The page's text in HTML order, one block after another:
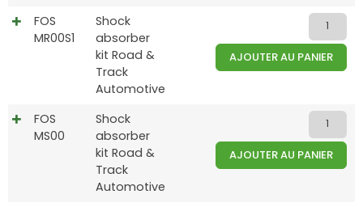
FOS
MR00S1
Shock
absorber
kit Road &
Track
Automotive
AJOUTER AU PANIER
FOS
MS00
Shock
absorber
kit Road &
Track
Automotive
AJOUTER AU PANIER